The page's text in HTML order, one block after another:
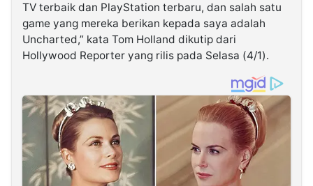
TV terbaik dan PlayStation terbaru, dan salah satu
game yang mereka berikan kepada saya adalah
Uncharted,” kata Tom Holland dikutip dari
Hollywood Reporter yang rilis pada Selasa (4/1).